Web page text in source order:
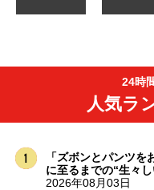
24時
人気ラ
「ズボンとパンツ
に至るまでの“生々
2026年08月03日